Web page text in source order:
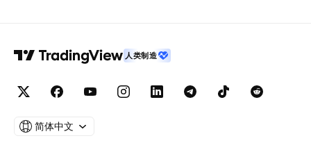
人类制造
简体中文